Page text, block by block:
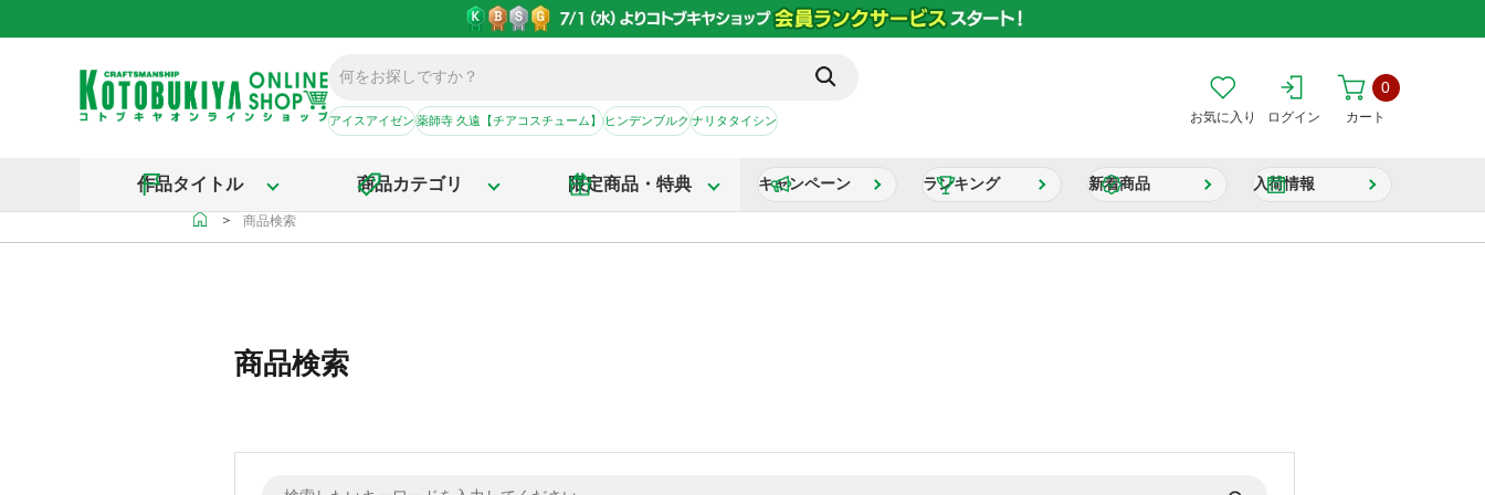
アイスアイゼン薬師寺 久遠【チアコスチューム】ヒンデンブルクナリタタイシン お気に入り ログイン カート
0
作品タイトル 商品カテゴリ 限定商品・特典 キャンペーン ランキング 新着商品 入荷情報
＞ 商品検索
商品検索